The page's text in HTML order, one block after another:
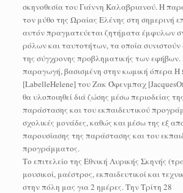
σκηνοθεσία του Γιάννη Καλαβριανού. Η
τον μύθο της Ωραίας Ελένης στη σημερινή
αυτόν πραγματεύεται ζητήματα έμφυλων
ρόλων και ταυτοτήτων, τα οποία συνιστούν
της σύγχρονης προβληματικής των
παραγωγή, βασισμένη στην κωμική όπερα Η
[LabelleHelene] του Ζακ Όφενμπαχ
θα υλοποιηθεί διά ζώσης μέσω περιοδείας
παράστασης και του εκπαιδευτικού
σχολικές μονάδες, καθώς και μέσω της εξ
παρουσίασης της παράστασης και του
προγράμματος.
Το επιτελείο της Εθνική Λυρικής Σκηνής
μουσικοί, μαέστρος, εκπαιδευτικοί και
στην πόλη μας για 2 ημέρες. Την Τρίτη 28